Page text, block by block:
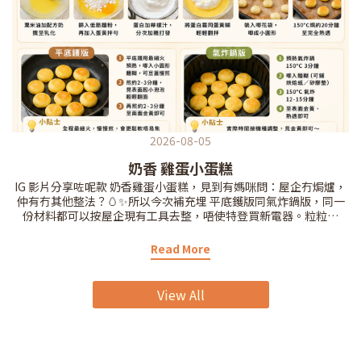
2026-08-05
奶香 雞蛋小蛋糕
IG 影片分享咗呢款 奶香雞蛋小蛋糕，見到有媽咪問：屋企冇焗爐，
仲有冇其他整法？🥚✨所以今次補充埋 平底鑊版同氣炸鍋版，同一
份材料都可以按屋企現有工具去整，唔使特登買新電器。粒粒細
麥冇敏感嘅 BB。砂糖可以省略，味道會更清淡。無論用邊種方法，
都要確保中心完全熟透、唔可以濕黏；每次按 BB 咀嚼能力切成合適
今次記得再收藏埋呢個補充版啦💛
Read More
View All